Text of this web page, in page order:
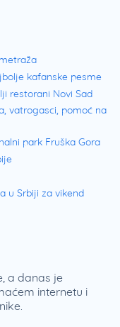
kafanske pesme
restorani Novi Sad
vatrogasci, pomoć na
park Fruška Gora
u Srbiji za vikend
a danas je
internetu i